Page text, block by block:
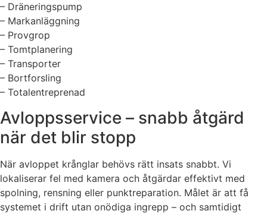
– Dräneringspump
– Markanläggning
– Provgrop
– Tomtplanering
– Transporter
– Bortforsling
– Totalentreprenad
Avloppsservice – snabb åtgärd
när det blir stopp
När avloppet krånglar behövs rätt insats snabbt. Vi
lokaliserar fel med kamera och åtgärdar effektivt med
spolning, rensning eller punktreparation. Målet är att få
systemet i drift utan onödiga ingrepp – och samtidigt